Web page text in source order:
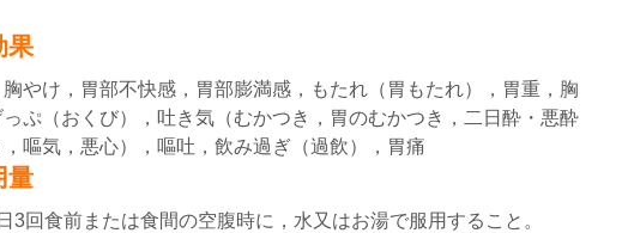
果
胸やけ，胃部不快感，胃部膨満感，もたれ（胃もたれ），胃重，胸
ぷ（おくび），吐き気（むかつき，胃のむかつき，二日酔・悪酔
嘔気，悪心），嘔吐，飲み過ぎ（過飲），胃痛
量
3回食前または食間の空腹時に，水又はお湯で服用すること。